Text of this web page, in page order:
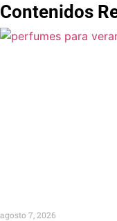
Contenidos
agosto 7, 2026